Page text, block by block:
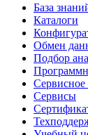
База
Каталоги
Обмен
Подбор
Сервисы